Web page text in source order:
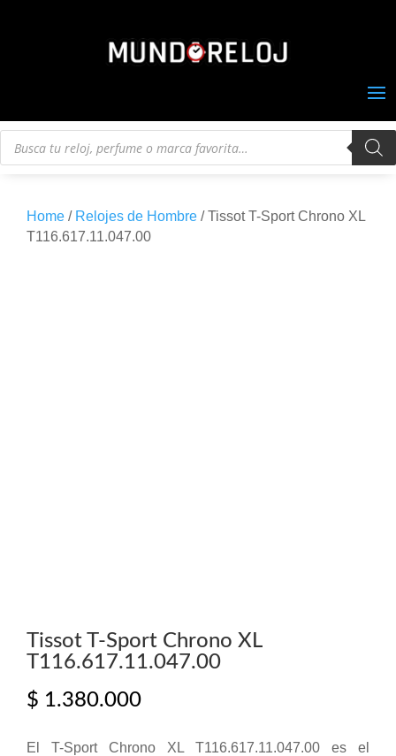
Búsqueda
Home / Relojes de Hombre / Tissot T-Sport Chrono XL
T116.617.11.047.00
Tissot T-Sport Chrono XL
T116.617.11.047.00
$ 1.380.000
El T-Sport Chrono XL T116.617.11.047.00 es el